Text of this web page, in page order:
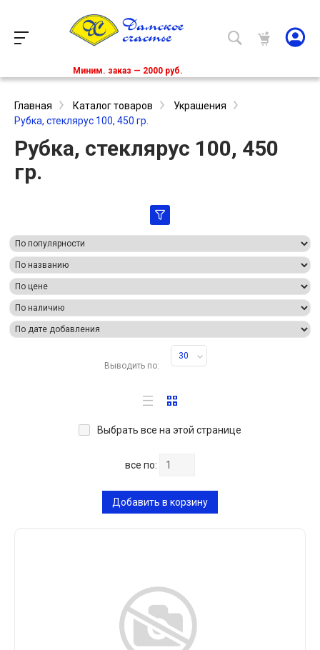
Миним. заказ — 2000 руб.
Главная Каталог товаров
Украшения
Рубка, стеклярус 100, 450 гр.
Рубка, стеклярус 100, 450
гр.
Выводить по:
30
Выбрать все на этой странице
все по:
Добавить в корзину